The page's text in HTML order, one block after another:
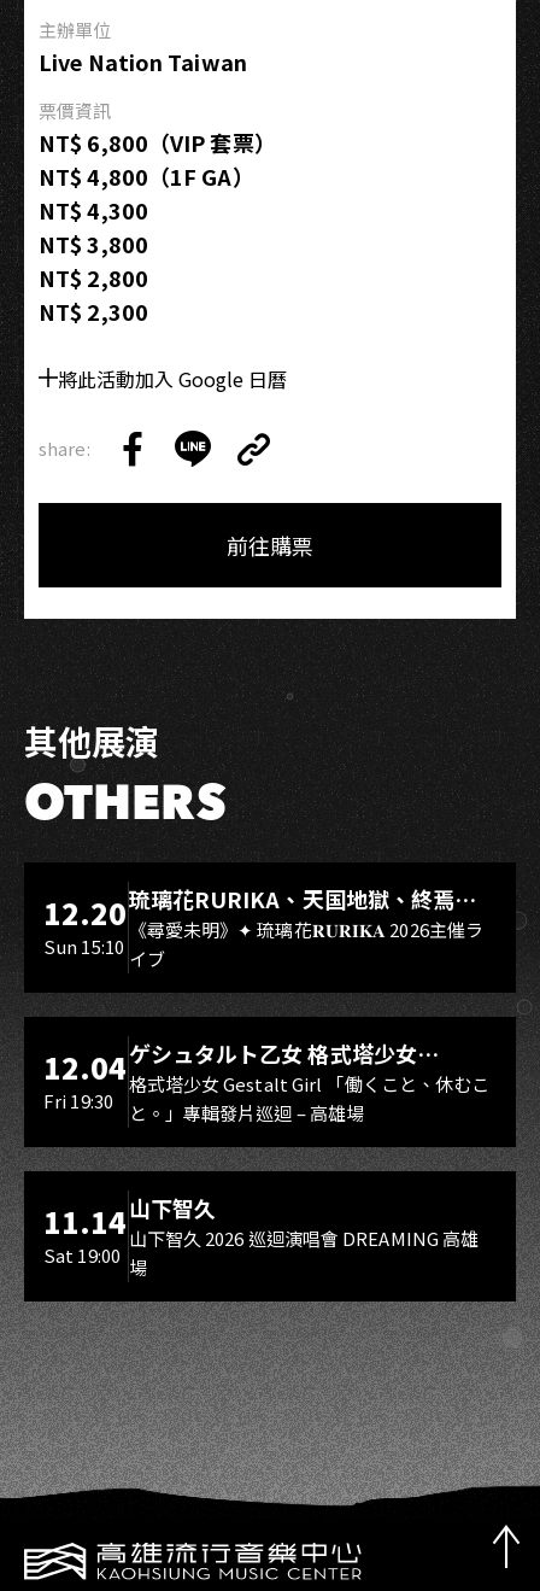
雄
主辦單位
Live Nation Taiwan
票價資訊
NT$ 6,800（VIP 套票）
NT$ 4,800（1F GA）
NT$ 4,300
NT$ 3,800
NT$ 2,800
NT$ 2,300
將此活動加入 Google 日曆
share:
on
on
Link
Copy
前往購票
其他展演
OTHERS
LIVE WAREHOUSE 小庫
12.20
Sun 15:10
琉璃花RURIKA、天国地獄、終焉
Rebirth、DUALIA、無我夢中、花奏
スマイル（O.A.）
《尋愛未明》✦ 琉璃花𝐑𝐔𝐑𝐈𝐊𝐀 2026主催ラ
イブ
LIVE WAREHOUSE 小庫
12.04
Fri 19:30
ゲシュタルト乙女 格式塔少女
Gestalt Girl
格式塔少女 Gestalt Girl 「働くこと、休むこ
と。」專輯發片巡迴 – 高雄場
11.14
Sat 19:00
山下智久
山下智久 2026 巡迴演唱會 DREAMING 高雄
場